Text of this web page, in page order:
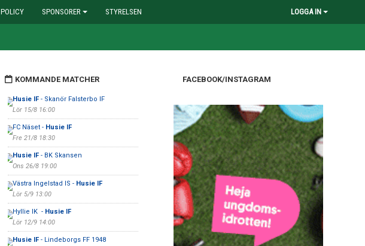
POLICY SPONSORER STYRELSEN LOGGA IN
KOMMANDE MATCHER
Husie IF- Skanör Falsterbo IF
Lör 15/8 16:00
FC Näset - Husie IF
Fre 21/8 18:30
Husie IF- BK Skansen
Ons 26/8 19:00
Västra Ingelstad IS - Husie IF
Lör 5/9 13:00
Hyllie IK - Husie IF
Lör 12/9 14:00
Husie IF- Lindeborgs FF 1948
FACEBOOK/INSTAGRAM